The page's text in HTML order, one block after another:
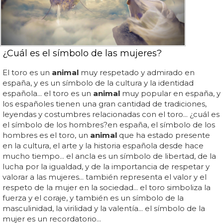
¿Cuál es el símbolo de las mujeres?
El toro es un animal muy respetado y admirado en
españa, y es un símbolo de la cultura y la identidad
española... el toro es un animal muy popular en españa, y
los españoles tienen una gran cantidad de tradiciones,
leyendas y costumbres relacionadas con el toro... ¿cuál es
el símbolo de los hombres?en españa, el símbolo de los
hombres es el toro, un animal que ha estado presente
en la cultura, el arte y la historia española desde hace
mucho tiempo... el ancla es un símbolo de libertad, de la
lucha por la igualdad, y de la importancia de respetar y
valorar a las mujeres... también representa el valor y el
respeto de la mujer en la sociedad... el toro simboliza la
fuerza y el coraje, y también es un símbolo de la
masculinidad, la virilidad y la valentía... el símbolo de la
mujer es un recordatorio...